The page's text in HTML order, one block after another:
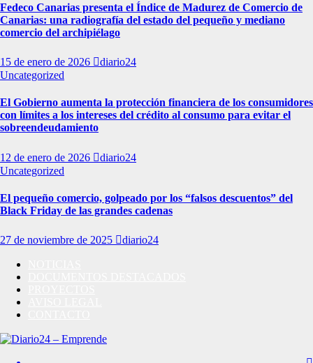
Fedeco Canarias presenta el Índice de Madurez de Comercio de
Canarias: una radiografía del estado del pequeño y mediano
comercio del archipiélago
15 de enero de 2026
diario24
Uncategorized
El Gobierno aumenta la protección financiera de los consumidores
con límites a los intereses del crédito al consumo para evitar el
sobreendeudamiento
12 de enero de 2026
diario24
Uncategorized
El pequeño comercio, golpeado por los “falsos descuentos” del
Black Friday de las grandes cadenas
27 de noviembre de 2025 diario24